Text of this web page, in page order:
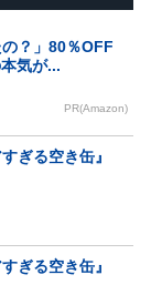
の？」80％OFF
気が...
PR(Amazon)
ぎる空き缶』
ぎる空き缶』